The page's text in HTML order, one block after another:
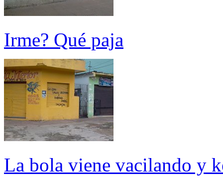
Irme? Qué paja
La bola viene vacilando y